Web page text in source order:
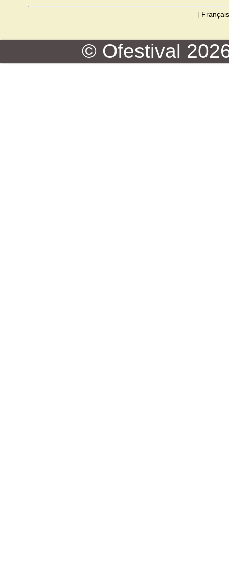
[ Français
© Ofestival